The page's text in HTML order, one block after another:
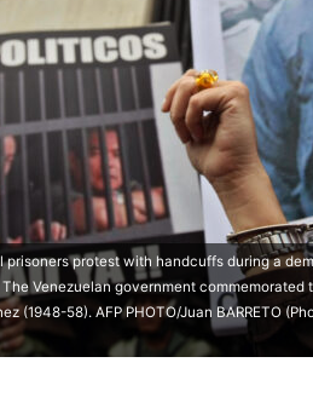
protest with handcuffs during a
Venezuelan government
(1948-58). AFP PHOTO/Juan BARRETO